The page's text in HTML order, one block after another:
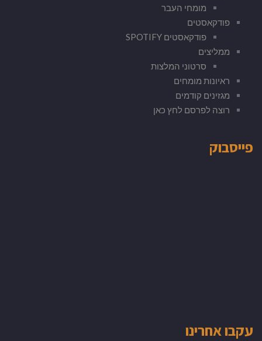
מומחי העבר
פודקאסטים
פודקאסטים SPOTIFY
ממליצים
סרטוני המלצות
ראיונות מומחים
מגזינים קודמים
רוצה לפרסם לחץ כאן
פייסבוק
עקבו אחרינו